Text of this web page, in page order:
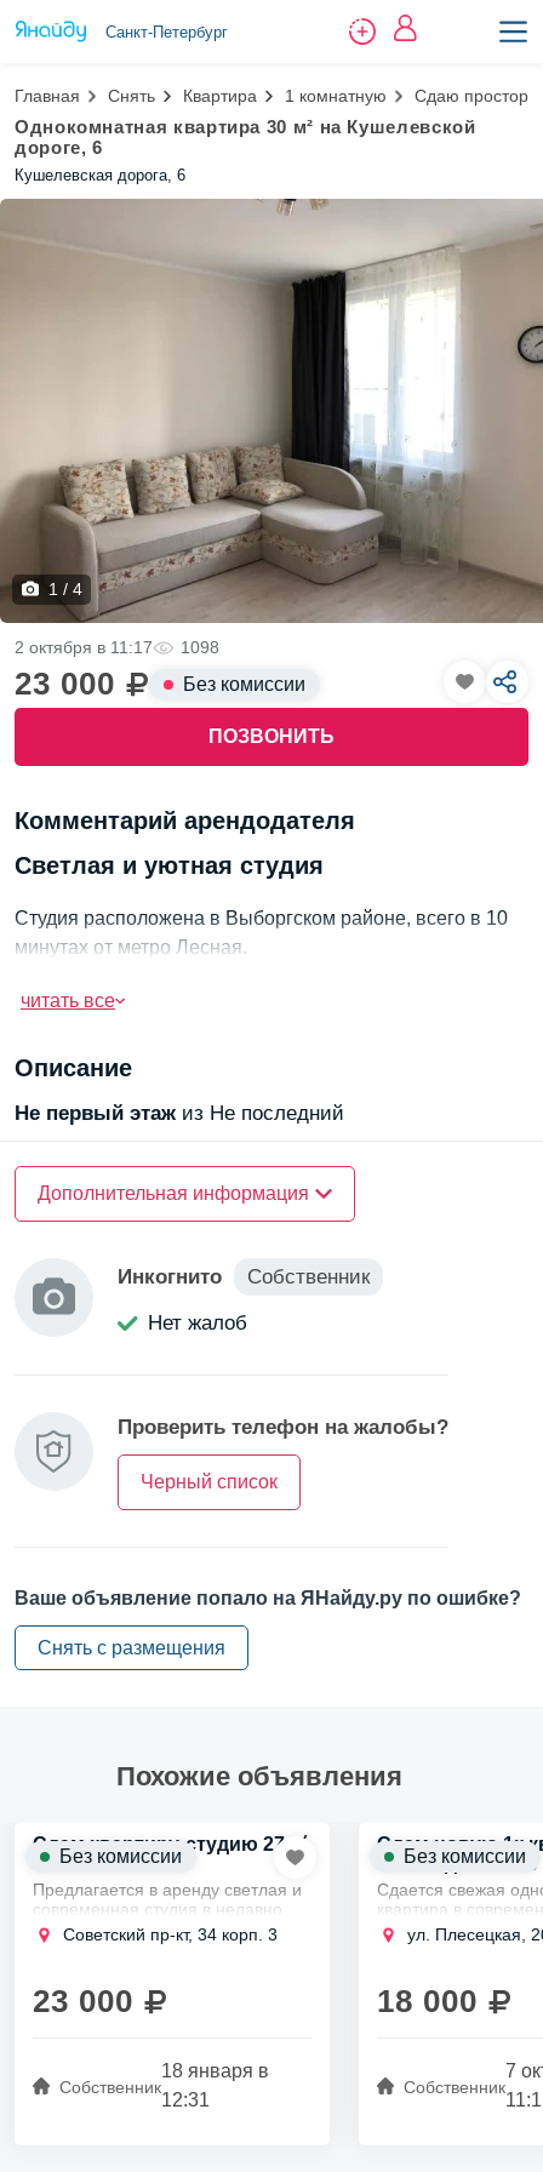
Санкт-Петербург
Главная Снять Квартира 1 комнатную Сдаю
Однокомнатная квартира 30 м² на Кушелевской
дороге, 6
Кушелевская дорога, 6
1 / 4
23 000 Без комиссии
ПОЗВОНИТЬ
2 октября в 11:17 1098
Описание
Не первый этаж из Не последний
О доме
Материал стен —
О квартире
Дополнительная информация
Комментарий арендодателя
Светлая и уютная студия
Студия расположена в Выборгском районе, всего в 10
минутах от метро Лесная.
Сдам аккуратным жильцам.
читать все
Инкогнито
Собственник
Нет жалоб
Проверить телефон на жалобы?
Черный список
Ваше объявление попало на ЯНайду.ру по ошибке?
Снять с размещения
Похожие объявления
Сдам квартиру-студию 27м 2
Предлагается в аренду светлая и
современная студия в недавно
построенном доме,
расположенном в спокойном
Удобное расположение
позволяет...
Советский пр-кт, 34 корп. 3
23 000
Собственник
18 января в
12:31
Без комиссии
Сдам новую 1к
новом доме,
Сдается свежая
квартира в
построенном в 2020
расположенная в
Удобное
добраться до...
ул. Плесецкая,
18 000
Собственник
7
Без комиссии